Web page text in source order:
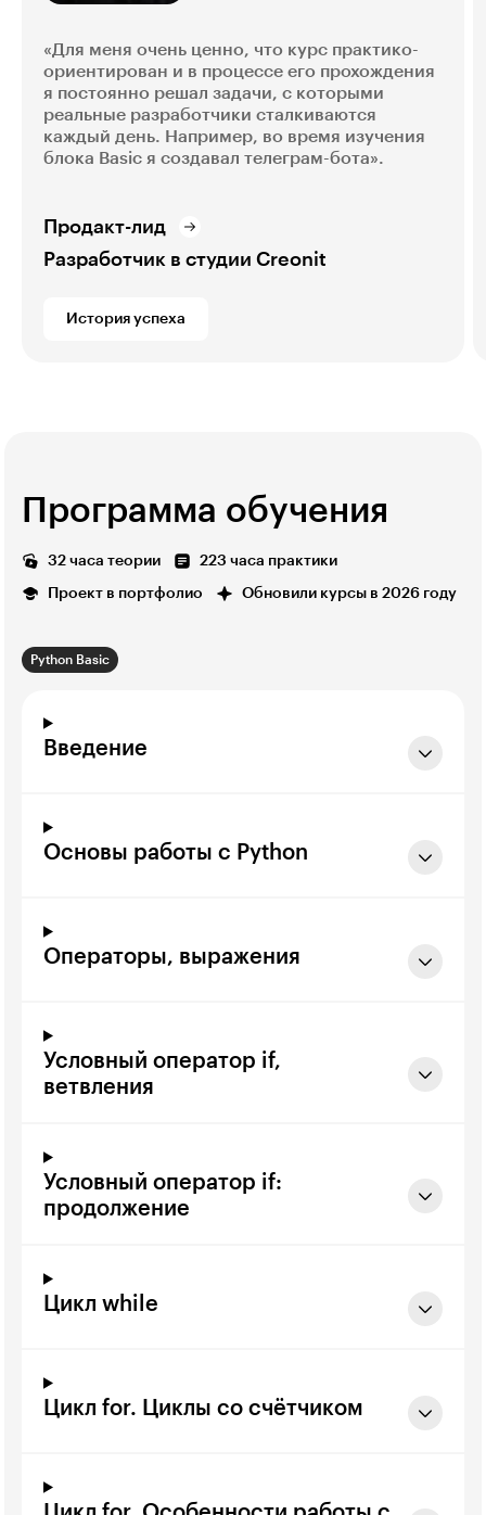
«Для меня очень ценно, что курс практико-
ориентирован и в процессе его прохождения
я постоянно решал задачи, с которыми
реальные разработчики сталкиваются
каждый день. Например, во время изучения
блока Basic я создавал телеграм-бота».
Продакт-лид
Разработчик в студии Creonit
История успеха
Программа обучения
32 часа теории 223 часа практики
Проект в портфолио Обновили курсы в 2026 году
Python Basic
Введение
Основы работы с Python
Операторы, выражения
Условный оператор if,
ветвления
Условный оператор if:
продолжение
Цикл while
Цикл for. Циклы со счётчиком